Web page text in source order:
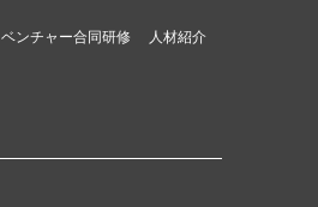
ベンチャー合同研修
人材紹介